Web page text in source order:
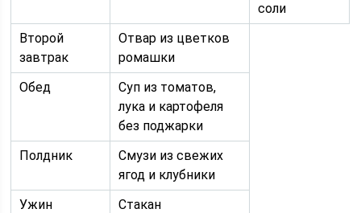
соли
Второй
завтрак
Отвар из цветков
ромашки
Обед
Суп из томатов,
лука и картофеля
без поджарки
Полдник
Смузи из свежих
ягод и клубники
Ужин
Стакан